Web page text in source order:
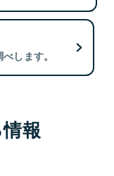
します。
報